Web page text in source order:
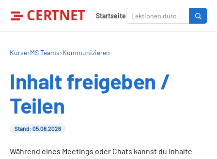
CERTNET Startseite
Kurse›MS Teams›Kommunizieren
Inhalt freigeben /
Teilen
Stand: 05.06.2026
Während eines Meetings oder Chats kannst du Inhalte